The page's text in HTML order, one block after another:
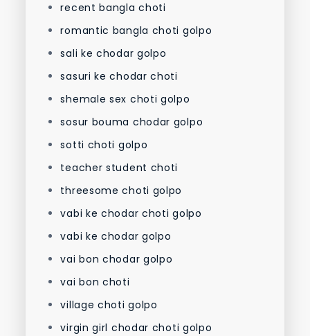
recent bangla choti
romantic bangla choti golpo
sali ke chodar golpo
sasuri ke chodar choti
shemale sex choti golpo
sosur bouma chodar golpo
sotti choti golpo
teacher student choti
threesome choti golpo
vabi ke chodar choti golpo
vabi ke chodar golpo
vai bon chodar golpo
vai bon choti
village choti golpo
virgin girl chodar choti golpo